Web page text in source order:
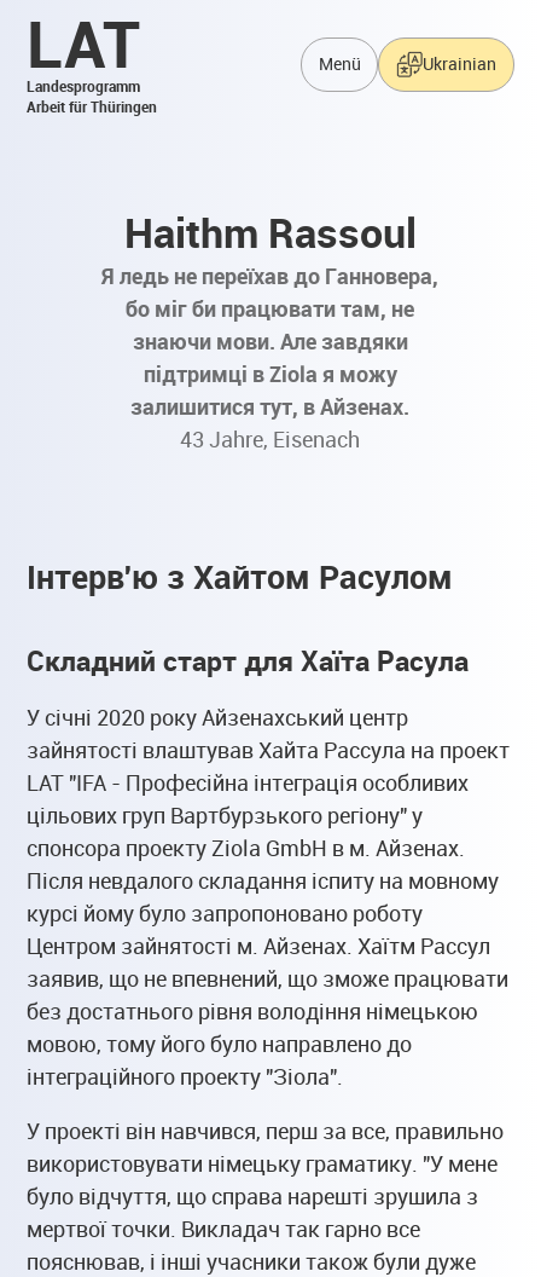
LAT
Landesprogramm
Arbeit für Thüringen
Menü Ukrainian
Haithm Rassoul
Я ледь не переїхав до Ганновера,
бо міг би працювати там, не
знаючи мови. Але завдяки
підтримці в Ziola я можу
залишитися тут, в Айзенах.
43 Jahre, Eisenach
Інтерв'ю з Хайтом Расулом
Складний старт для Хаїта Расула
У січні 2020 року Айзенахський центр
зайнятості влаштував Хайта Рассула на проект
LAT "IFA - Професійна інтеграція особливих
цільових груп Вартбурзького регіону" у
спонсора проекту Ziola GmbH в м. Айзенах.
Після невдалого складання іспиту на мовному
курсі йому було запропоновано роботу
Центром зайнятості м. Айзенах. Хаїтм Рассул
заявив, що не впевнений, що зможе працювати
без достатнього рівня володіння німецькою
мовою, тому його було направлено до
інтеграційного проекту "Зіола".
У проекті він навчився, перш за все, правильно
використовувати німецьку граматику. "У мене
було відчуття, що справа нарешті зрушила з
мертвої точки. Викладач так гарно все
пояснював, і інші учасники також були дуже